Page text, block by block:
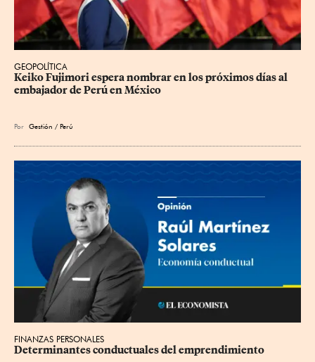
GEOPOLÍTICA
Keiko Fujimori espera nombrar en los próximos días al
embajador de Perú en México
Por Gestión / Perú
FINANZAS PERSONALES
Determinantes conductuales del emprendimiento